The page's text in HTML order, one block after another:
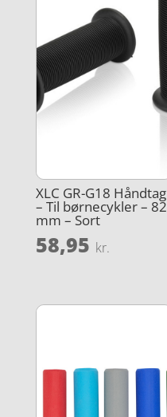
XLC GR-G18 Håndtag
– Til børnecykler – 82
mm – Sort
58,95 kr.